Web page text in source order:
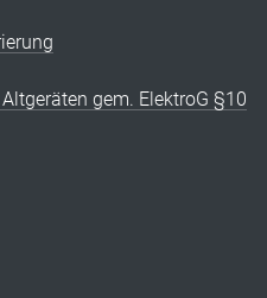
gem. ElektroG §10